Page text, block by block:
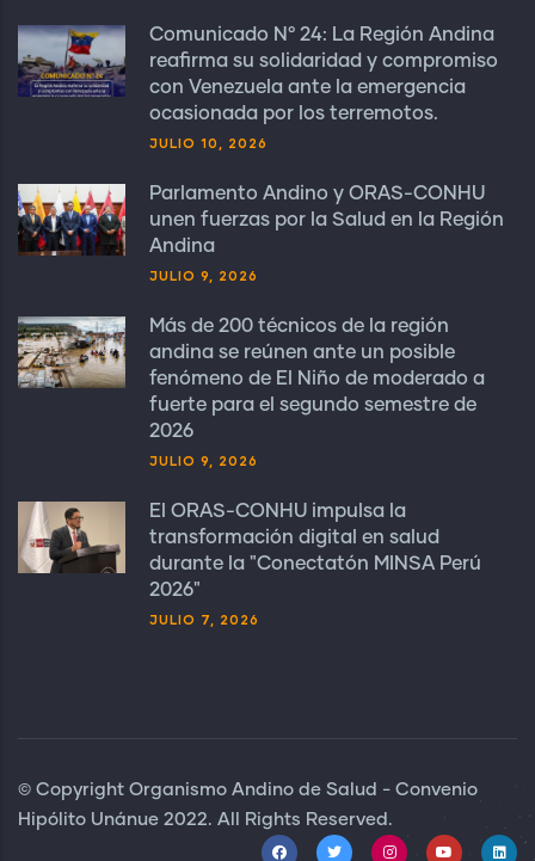
Comunicado N° 24: La Región Andina
reafirma su solidaridad y compromiso
con Venezuela ante la emergencia
ocasionada por los terremotos.
JULIO 10, 2026
Parlamento Andino y ORAS-CONHU
unen fuerzas por la Salud en la Región
Andina
JULIO 9, 2026
Más de 200 técnicos de la región
andina se reúnen ante un posible
fenómeno de El Niño de moderado a
fuerte para el segundo semestre de
2026
JULIO 9, 2026
El ORAS-CONHU impulsa la
transformación digital en salud
durante la "Conectatón MINSA Perú
2026"
JULIO 7, 2026
© Copyright Organismo Andino de Salud - Convenio
Hipólito Unánue 2022. All Rights Reserved.